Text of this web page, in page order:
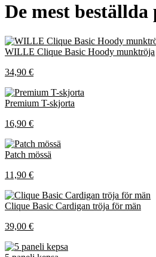
De mest
WILLE Clique Basic Hoody munktröja
34,90 €
Premium T-skjorta
16,90 €
Patch mössä
11,90 €
Clique Basic Cardigan tröja för män
39,00 €